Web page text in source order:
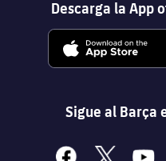
Descarga la App
Sigue al Barça
facebook
x